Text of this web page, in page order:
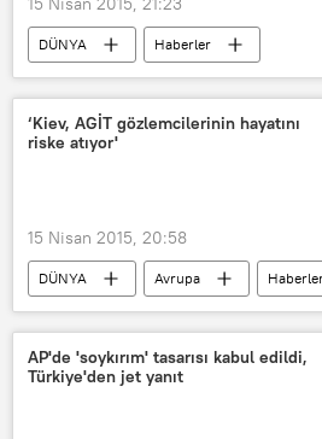
DÜNYA
Haberler
Aleksandr Gruşko
NATO
Rusya-NATO İlişkileri
Rusya
‘Kiev, AGİT gözlemcilerinin hayatını
riske atıyor'
15 Nisan 2015, 20:58
DÜNYA Avrupa
Ukrayna
Donetsk
Pavel Klimkin
AGİT Rusya
AP'de 'soykırım' tasarısı kabul edildi,
Türkiye'den jet yanıt